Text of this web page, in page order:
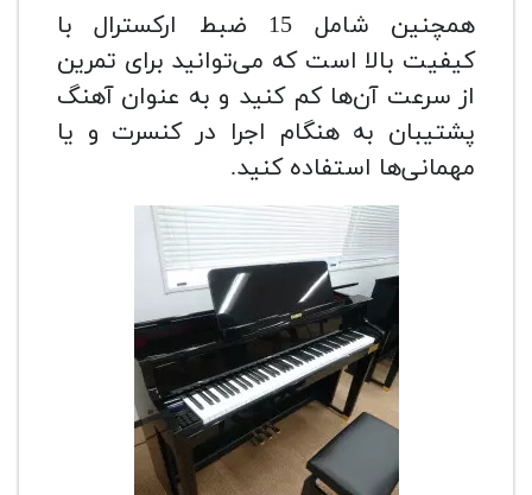
همچنین شامل 15 ضبط ارکسترال با
کیفیت بالا است که می‌توانید برای تمرین
از سرعت آن‌ها کم کنید و به عنوان آهنگ
پشتیبان به هنگام اجرا در کنسرت و یا
مهمانی‌ها استفاده کنید.